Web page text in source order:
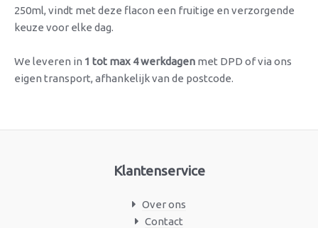
250ml, vindt met deze flacon een fruitige en verzorgende
keuze voor elke dag.
We leveren in 1 tot max 4 werkdagen met DPD of via ons
eigen transport, afhankelijk van de postcode.
Klantenservice
Over ons
Contact